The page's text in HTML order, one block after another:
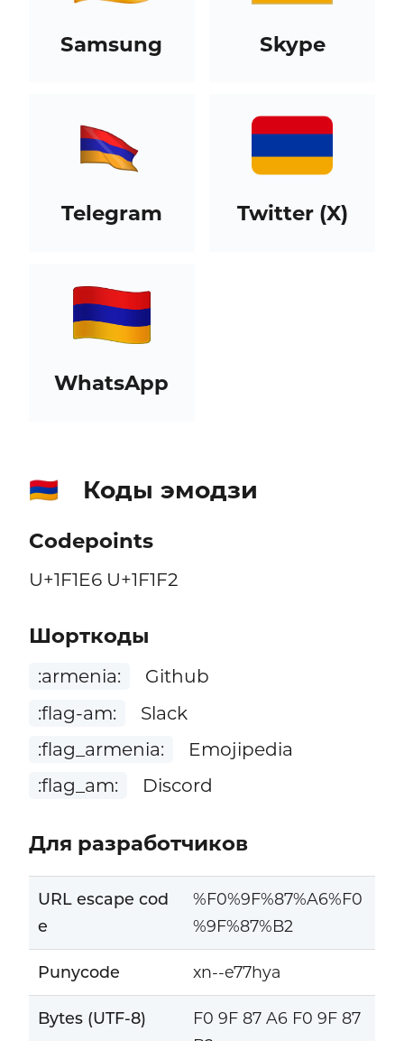
Samsung Skype
Telegram Twitter (X)
WhatsApp
🇦🇲 Коды эмодзи
Codepoints
U+1F1E6 U+1F1F2
Шорткоды
:armenia:
Github
:flag-am:
Slack
:flag_armenia:
Emojipedia
:flag_am:
Discord
Для разработчиков
URL escape cod
e
%F0%9F%87%A6%F0
%9F%87%B2
Punycode xn--e77hya
Bytes (UTF-8)
F0 9F 87 A6 F0 9F 87